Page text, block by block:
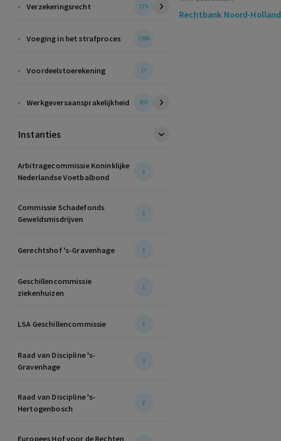
• Verzekeringsrecht 273
• Voeging in het strafproces 1986
• Voordeelstoerekening 17
• Werkgeversaansprakelijkheid 857
Instanties
Arbitragecommissie Koninklijke
Nederlandse Voetbalbond
1
Commissie Schadefonds
Geweldsmisdrijven
1
Gerechtshof 's-Gravenhage 1
Geschillencommissie
ziekenhuizen
1
LSA Geschillencommissie 1
Raad van Discipline 's-
Gravenhage
3
Raad van Discipline 's-
Hertogenbosch
2
Europees Hof voor de Rechten
Rechtbank Noord-Holland